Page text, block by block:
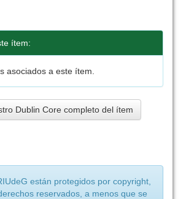
ítem:
asociados a este ítem.
Dublin Core completo del ítem
están protegidos por copyright,
reservados, a menos que se